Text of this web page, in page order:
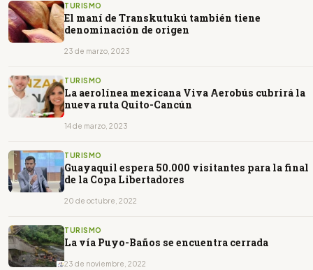
TURISMO
El maní de Transkutukú también tiene
denominación de origen
23 de marzo, 2023
TURISMO
La aerolínea mexicana Viva Aerobús cubrirá la
nueva ruta Quito-Cancún
14 de marzo, 2023
TURISMO
Guayaquil espera 50.000 visitantes para la final
de la Copa Libertadores
20 de octubre, 2022
TURISMO
La vía Puyo-Baños se encuentra cerrada
23 de noviembre, 2022